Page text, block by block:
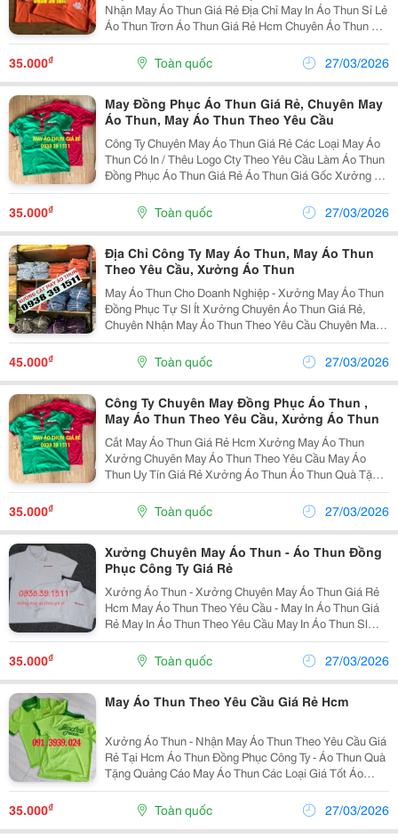
Nhận May Áo Thun Giá Rẻ Địa Chỉ May In Áo Thun Sỉ Lẻ
Áo Thun Trơn Áo Thun Giá Rẻ Hcm Chuyên Áo Thun Cty
Nhận May Áo Thun Có In Ấn Logo Cty Theo Yêu Cầu
35.000₫ Toàn quốc 27/03/2026
May Đồng Phục Áo Thun Giá Rẻ, Chuyên May
Áo Thun, May Áo Thun Theo Yêu Cầu
Công Ty Chuyên May Áo Thun Giá Rẻ Các Loại May Áo
Thun Có In / Thêu Logo Cty Theo Yêu Cầu Làm Áo Thun
Đồng Phục Áo Thun Giá Rẻ Áo Thun Giá Gốc Xưởng Áo
Thun - Xưởng May Áo Thun May Áo Thun Đồng Phục
May Áo Thun Quà Tặng Quảng Cáo
35.000₫ Toàn quốc 27/03/2026
Địa Chỉ Công Ty May Áo Thun, May Áo Thun
Theo Yêu Cầu, Xưởng Áo Thun
May Áo Thun Cho Doanh Nghiệp - Xưởng May Áo Thun
Đồng Phục Tự Sl Ít Xưởng Chuyên Áo Thun Giá Rẻ,
Chuyên Nhận May Áo Thun Theo Yêu Cầu Chuyên May
Áo Thun, Làm Áo Thun Đồng Phục Các Loại Áo Thun In
Thêu Logo Theo Yêu Cầu Đơn Vị Chuyên Áo Th
45.000₫ Toàn quốc 27/03/2026
Công Ty Chuyên May Đồng Phục Áo Thun ,
May Áo Thun Theo Yêu Cầu, Xưởng Áo Thun
Cắt May Áo Thun Giá Rẻ Hcm Xưởng May Áo Thun
Xưởng Chuyên May Áo Thun Theo Yêu Cầu May Áo
Thun Uy Tín Giá Rẻ Xưởng Áo Thun Áo Thun Quà Tặng
Sự Kiện Các Laoij Địa Chỉ May Áo Thun Giá Rẻ Sài Gòn
Tham Khảo Thêm Tại:...
35.000₫ Toàn quốc 27/03/2026
Xưởng Chuyên May Áo Thun - Áo Thun Đồng
Phục Công Ty Giá Rẻ
Xưởng Áo Thun - Xưởng Chuyên May Áo Thun Giá Rẻ
Hcm May Áo Thun Theo Yêu Cầu - May In Áo Thun Giá
Rẻ May In Áo Thun Theo Yêu Cầu May In Áo Thun Sl
Lớn Giá Rẻ Địa Chỉ Sản Xuất Áo Thun - May Áo Thun
Đồng Phục Giá Rẻ Hcm May Áo Thun Các L
35.000₫ Toàn quốc 27/03/2026
May Áo Thun Theo Yêu Cầu Giá Rẻ Hcm
Xưởng Áo Thun - Nhận May Áo Thun Theo Yêu Cầu Giá
Rẻ Tại Hcm Áo Thun Đồng Phục Công Ty - Áo Thun Quà
Tặng Quảng Cáo May Áo Thun Các Loại Giá Tốt Áo
Thun Đồng Phục Quán Ăn Áo Thun Đồng Phục Quán
Cafe Áo Thun Nhóm - Áo Lớp - Áo Thun Clb
35.000₫ Toàn quốc 27/03/2026